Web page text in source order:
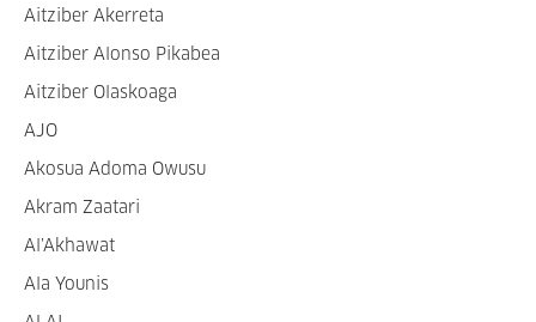
Aitziber Akerreta
Aitziber Alonso Pikabea
Aitziber Olaskoaga
AJO
Akosua Adoma Owusu
Akram Zaatari
Al’Akhawat
Ala Younis